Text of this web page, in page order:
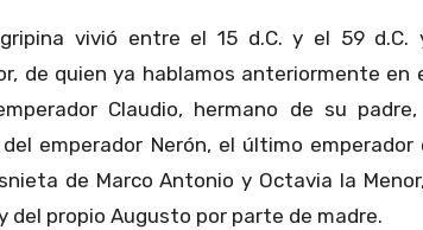
vivió entre el 15 d.C. y el 59
de quien ya hablamos anteriormente en
Claudio, hermano de su
emperador Nerón, el último
de Marco Antonio y Octavia la
del propio Augusto por parte de madre.